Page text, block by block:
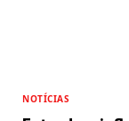
NOTÍCIAS